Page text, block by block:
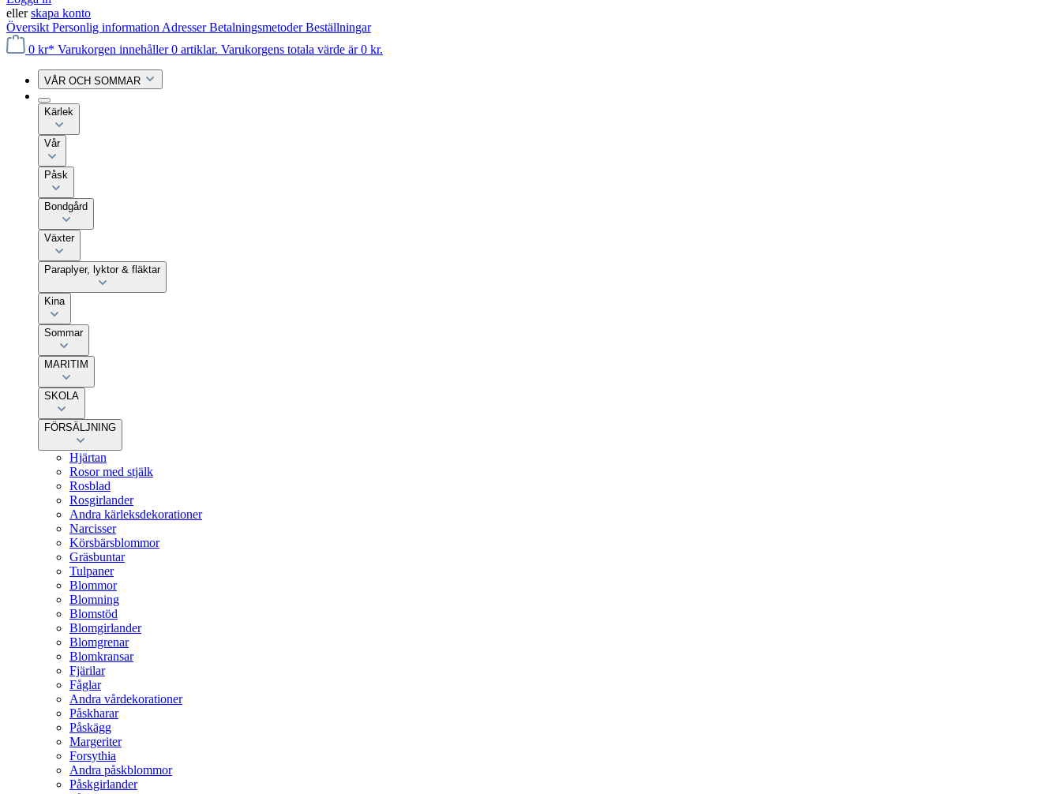
ellerskapa konto
Översikt Personlig information AdresserBetalningsmetoderBeställningar
0 kr* Varukorgen innehåller 0 artiklar. Varukorgens totala värde är 0 kr.
VÅR OCH SOMMAR
Kärlek
Vår
Påsk
Bondgård
Växter
Paraplyer, lyktor & fläktar
Kina
Sommar
MARITIM
SKOLA
FÖRSÄLJNING
Hjärtan
Rosor med stjälk
Rosblad
Rosgirlander
Andra kärleksdekorationer
Narcisser
Körsbärsblommor
Gräsbuntar
Tulpaner
Blommor
Blomning
Blomstöd
Blomgirlander
Blomgrenar
Blomkransar
Fjärilar
Fåglar
Andra vårdekorationer
Påskharar
Påskägg
Margeriter
Forsythia
Andra påskblommor
Påskgirlander